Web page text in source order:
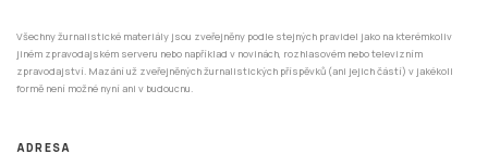
Všechny žurnalistické materiály jsou zveřejněny podle stejných pravidel jako na kterémkoliv
jiném zpravodajském serveru nebo například v novinách, rozhlasovém nebo televizním
zpravodajství. Mazání už zveřejněných žurnalistických příspěvků (ani jejich částí) v jakékoli
formě není možné nyní ani v budoucnu.
ADRESA